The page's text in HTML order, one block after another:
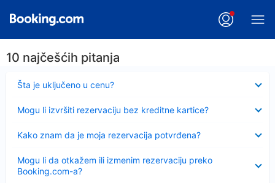
10 najčešćih pitanja
Šta je uključeno u cenu?
Sažeto
Mogu li izvršiti rezervaciju bez kreditne kartice?
Kako znam da je moja rezervacija potvrđena?
Mogu li da otkažem ili izmenim rezervaciju preko
Booking.com-a?